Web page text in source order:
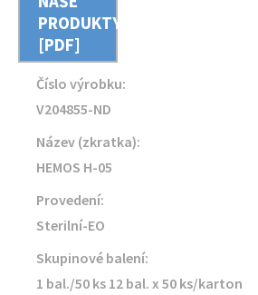
PRODUKTY
[PDF]
Číslo výrobku:
V204855-ND
Název (zkratka):
HEMOS H-05
Provedení:
Sterilní-EO
Skupinové balení:
1 bal./50 ks 12 bal. x 50 ks/karton